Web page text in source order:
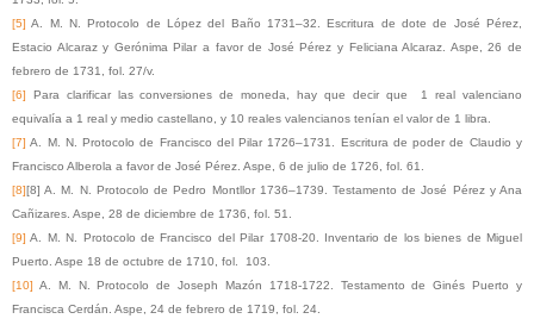
[5] A. M. N. Protocolo de López del Baño 1731–32. Escritura de dote de José Pérez,
Estacio Alcaraz y Gerónima Pilar a favor de José Pérez y Feliciana Alcaraz. Aspe, 26 de
febrero de 1731, fol. 27/v.
[6] Para clarificar las conversiones de moneda, hay que decir que 1 real valenciano
equivalía a 1 real y medio castellano, y 10 reales valencianos tenían el valor de 1 libra.
[7] A. M. N. Protocolo de Francisco del Pilar 1726–1731. Escritura de poder de Claudio y
Francisco Alberola a favor de José Pérez. Aspe, 6 de julio de 1726, fol. 61.
[8][8] A. M. N. Protocolo de Pedro Montllor 1736–1739. Testamento de José Pérez y Ana
Cañizares. Aspe, 28 de diciembre de 1736, fol. 51.
[9] A. M. N. Protocolo de Francisco del Pilar 1708-20. Inventario de los bienes de Miguel
Puerto. Aspe 18 de octubre de 1710, fol. 103.
[10] A. M. N. Protocolo de Joseph Mazón 1718-1722. Testamento de Ginés Puerto y
Francisca Cerdán. Aspe, 24 de febrero de 1719, fol. 24.